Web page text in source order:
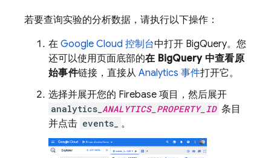
若要查询实验的分析数据，请执行以下操作：
在 Google Cloud 控制台中打开 BigQuery。您
还可以使用页面底部的在 BigQuery中查看原
始事件链接，直接从 Analytics 事件打开它。
选择并展开您的 Firebase 项目，然后展开
analytics_ ANALYTICS_PROPERTY_ID 条目
并点击 events_ 。